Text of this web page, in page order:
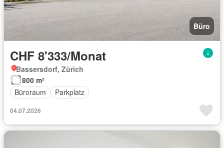
Büro
CHF 8'333/Monat
Bassersdorf, Zürich
800 m²
Büroraum
Parkplatz
04.07.2026